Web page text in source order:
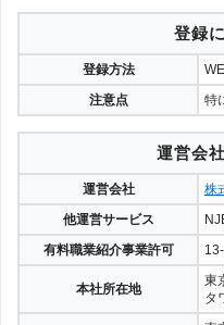
登録
登録方法
注意点
特
運営会
運営会社
株
他運営サービス
有料職業紹介事業許可
本社所在地
東
タ